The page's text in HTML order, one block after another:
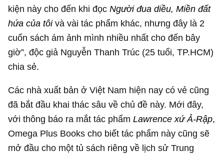
kiện này cho đến khi đọcNgười đua diều, Miền đất
hứa của tôivà vài tác phẩm khác, nhưng đây là 2
cuốn sách ám ảnh mình nhiều nhất cho đến bây
giờ”, độc giả Nguyễn Thanh Trúc (25 tuổi, TP.HCM)
chia sẻ.
Các nhà xuất bản ở Việt Nam hiện nay có vẻ cũng
đã bắt đầu khai thác sâu về chủ đề này. Mới đây,
với thông báo ra mắt tác phẩmLawrence xứ Ả-Rập,
Omega Plus Books cho biết tác phẩm này cũng sẽ
mở đầu cho một tủ sách riêng về lịch sử Trung